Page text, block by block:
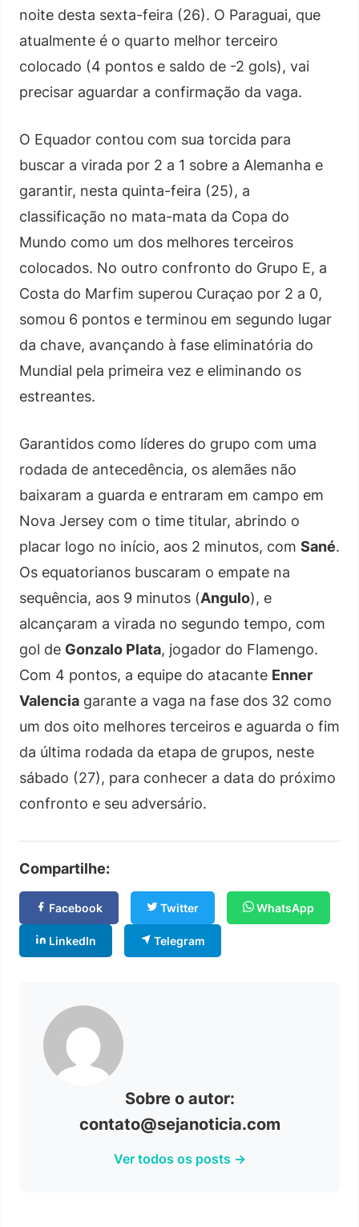
noite desta sexta-feira (26). O Paraguai, que
atualmente é o quarto melhor terceiro
colocado (4 pontos e saldo de -2 gols), vai
precisar aguardar a confirmação da vaga.
O Equador contou com sua torcida para
buscar a virada por 2 a 1 sobre a Alemanha e
garantir, nesta quinta-feira (25), a
classificação no mata-mata da Copa do
Mundo como um dos melhores terceiros
colocados. No outro confronto do Grupo E, a
Costa do Marfim superou Curaçao por 2 a 0,
somou 6 pontos e terminou em segundo lugar
da chave, avançando à fase eliminatória do
Mundial pela primeira vez e eliminando os
estreantes.
Garantidos como líderes do grupo com uma
rodada de antecedência, os alemães não
baixaram a guarda e entraram em campo em
Nova Jersey com o time titular, abrindo o
placar logo no início, aos 2 minutos, com Sané.
Os equatorianos buscaram o empate na
sequência, aos 9 minutos (Angulo), e
alcançaram a virada no segundo tempo, com
gol de Gonzalo Plata, jogador do Flamengo.
Com 4 pontos, a equipe do atacante Enner
Valencia garante a vaga na fase dos 32 como
um dos oito melhores terceiros e aguarda o fim
da última rodada da etapa de grupos, neste
sábado (27), para conhecer a data do próximo
confronto e seu adversário.
Compartilhe:
Facebook Twitter WhatsApp
LinkedIn Telegram
Sobre o autor:
contato@sejanoticia.com
Ver todos os posts →